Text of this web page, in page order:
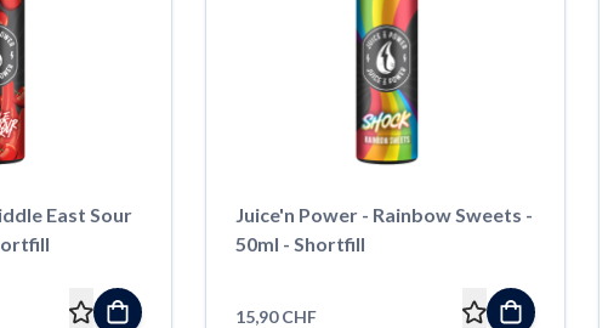
East Sour
Juice'n Power - Rainbow Sweets -
50ml - Shortfill
15,90 CHF